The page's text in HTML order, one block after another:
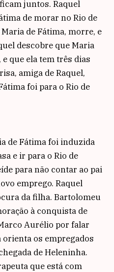
juntos. Raquel
de morar no Rio de
de Fátima, morre, e
descobre que Maria
e que ela tem três dias
amiga de Raquel,
foi para o Rio de
de Fátima foi induzida
e ir para o Rio de
para não contar ao pai
emprego. Raquel
da filha. Bartolomeu
à conquista de
Aurélio por falar
os empregados
de Heleninha.
que está com